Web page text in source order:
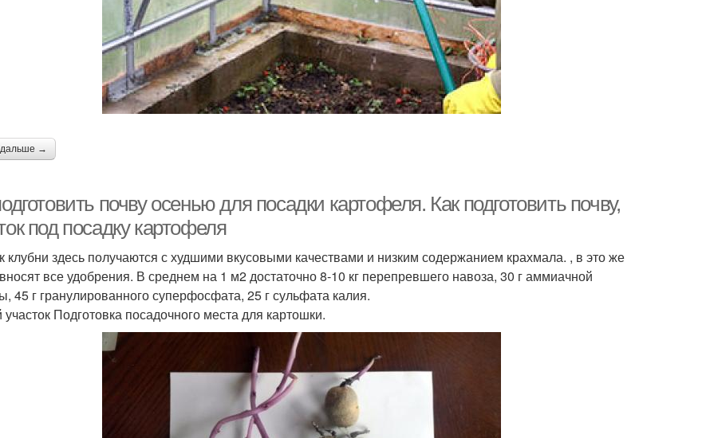
дальше →
почву осенью для посадки картофеля. Как подготовить почву,
под посадку картофеля
клубни здесь получаются с худшими вкусовыми качествами и низким содержанием крахмала.​ ​, в это же
все удобрения. В среднем на 1 м2 достаточно 8-10 кг перепревшего навоза, 30 г аммиачной
45 г гранулированного суперфосфата, 25 г сульфата калия.​
​Подготовка посадочного места для картошки.​